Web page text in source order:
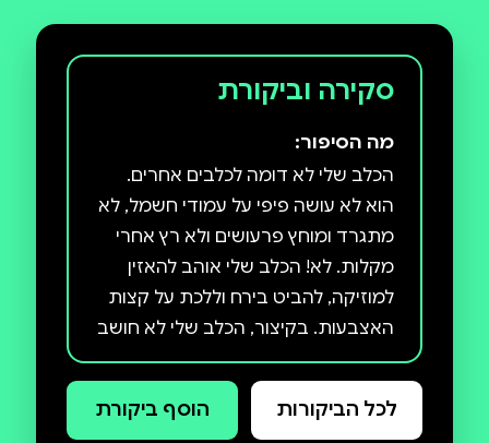
סקירה וביקורת
מה הסיפור:
הכלב שלי לא דומה לכלבים אחרים.
הוא לא עושה פיפי על עמודי חשמל, לא
מתגרד ומוחץ פרעושים ולא רץ אחרי
מקלות. לא! הכלב שלי אוהב להאזין
למוזיקה, להביט בירח וללכת על קצות
האצבעות. בקיצור, הכלב שלי לא חושב
שהוא כלב... הוא חושב שהוא בלרינה!
ספר מצחיק ומחמם לב על כלב קטן עם
חלומות גדולים; כלב עקשן, שלא מוכן
לכל הביקורות הוסף ביקורת